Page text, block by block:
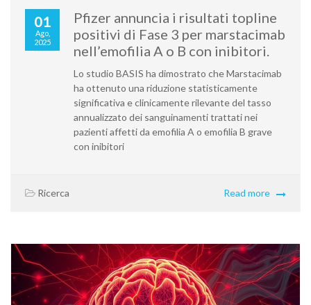
01
Ago,
2025
Pfizer annuncia i risultati topline
positivi di Fase 3 per marstacimab
nell’emofilia A o B con inibitori.
Lo studio BASIS ha dimostrato che Marstacimab
ha ottenuto una riduzione statisticamente
significativa e clinicamente rilevante del tasso
annualizzato dei sanguinamenti trattati nei
pazienti affetti da emofilia A o emofilia B grave
con inibitori
Ricerca Read more